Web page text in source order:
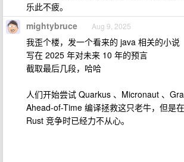
乐此不疲。
mightybruce Aug 9, 2025
我歪个楼，发一个看来的 java 相关的小说
写在 2025 年对未来 10 年的预言
截取最后几段，哈哈
人们开始尝试 Quarkus 、Micronaut 、
Ahead-of-Time 编译拯救这只老牛，但是
Rust 竞争时已经力不从心。